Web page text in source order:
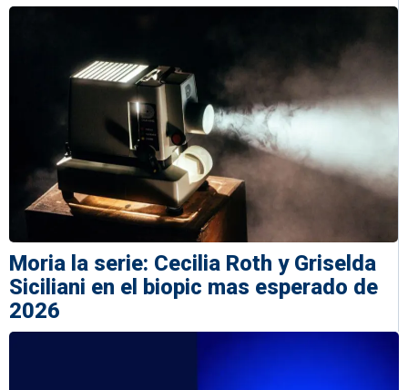
Moria la serie: Cecilia Roth y Griselda
Siciliani en el biopic mas esperado de
2026